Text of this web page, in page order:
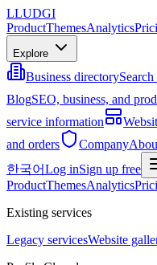
LLUDGI
ProductThemesAnalytics
Explore
Business directory
BlogSEO, business, and
service information
and orders
Company
한국어Log inSign up free
ProductThemesAnalytics
Existing services
Legacy servicesWebsite